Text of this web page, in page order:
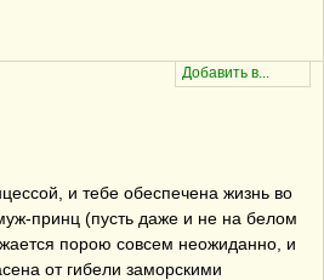
и тебе обеспечена жизнь во
принц (пусть даже и не на белом
порою совсем неожиданно, и
от гибели заморскими